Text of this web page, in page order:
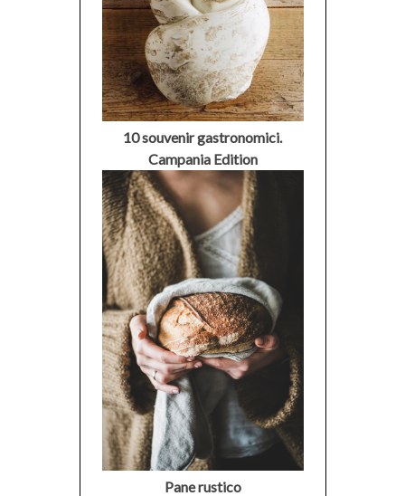
10 souvenir gastronomici.
Campania Edition
Pane rustico